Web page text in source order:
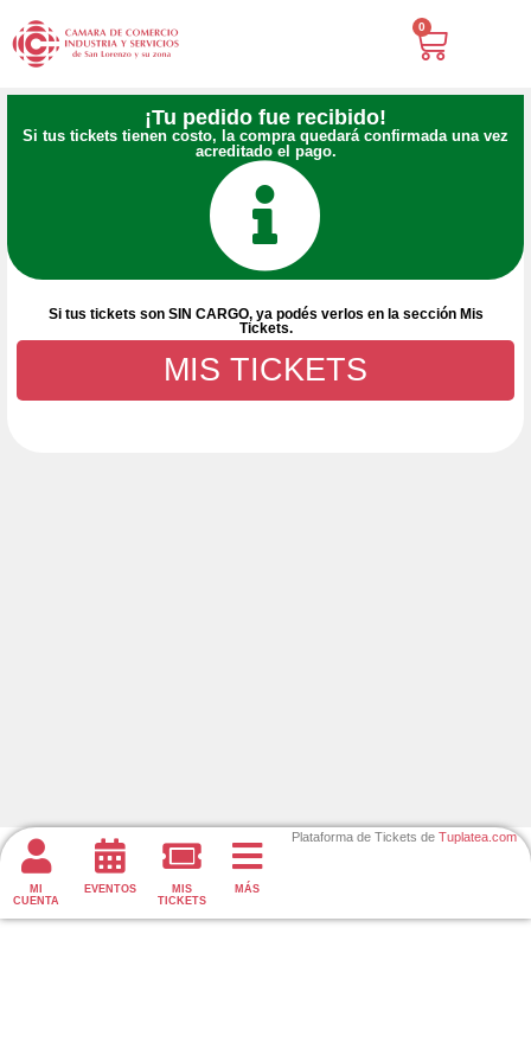
0
¡Tu pedido fue recibido!
Si tus tickets tienen costo, la compra quedará confirmada una vez
acreditado el pago.
Si tus tickets son SIN CARGO, ya podés verlos en la sección Mis
Tickets.
MIS TICKETS
MI
CUENTA
EVENTOS
MIS
TICKETS
MÁS
Plataforma de Tickets de Tuplatea.com